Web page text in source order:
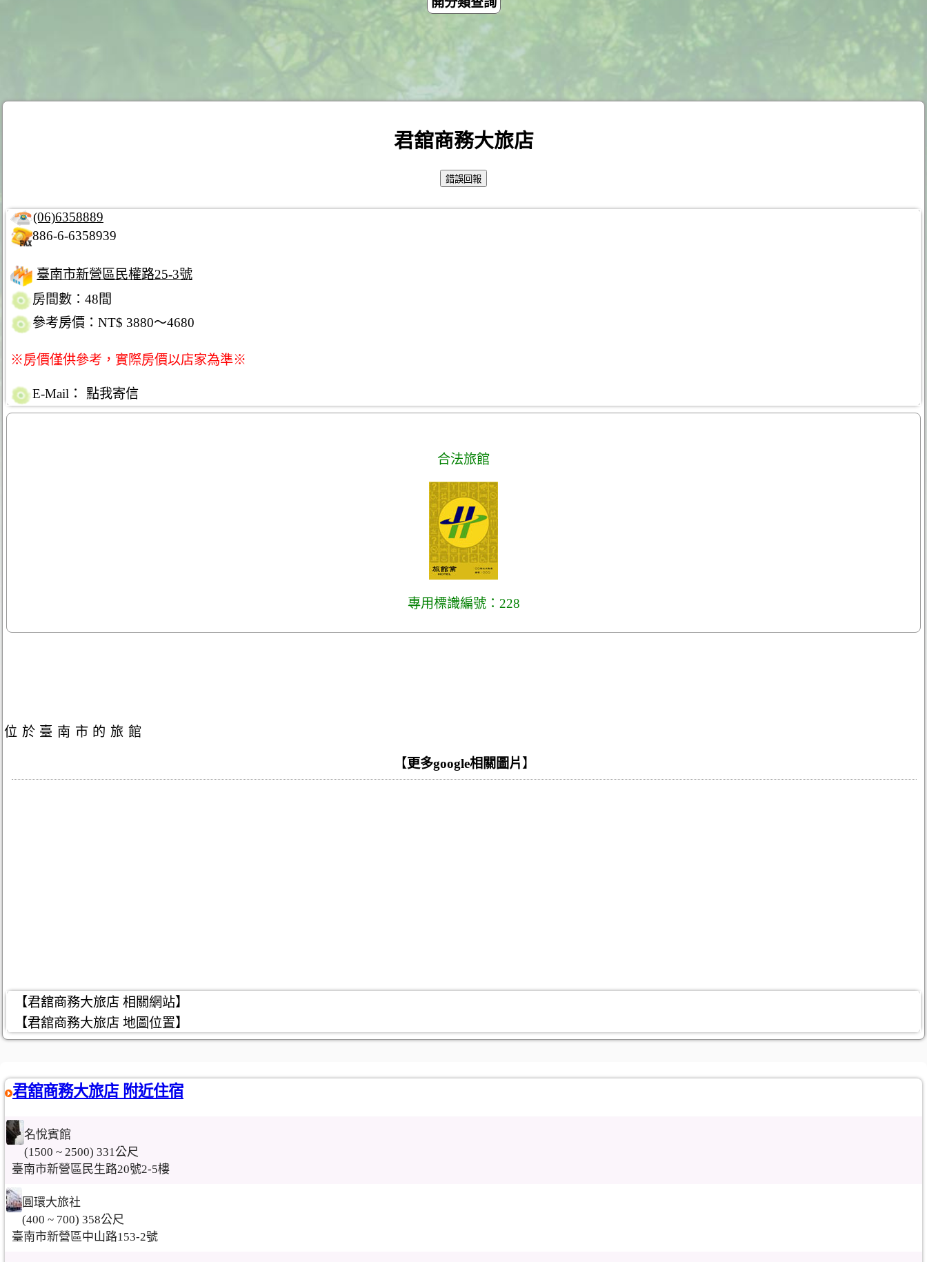
君舘商務大旅店
(06)6358889
886-6-6358939
臺南市新營區民權路25-3號
房間數：48間
參考房價：NT$ 3880～4680
※房價僅供參考，實際房價以店家為準※
E-Mail： 點我寄信
合法旅館
專用標識編號：228
位於臺南市的旅館
【 更多google相關圖片 】
【君舘商務大旅店 相關網站】
【君舘商務大旅店 地圖位置】
君舘商務大旅店 附近住宿
名悅賓館
(1500 ~ 2500) 331公尺
臺南市新營區民生路20號2-5樓
圓環大旅社
(400 ~ 700) 358公尺
臺南市新營區中山路153-2號